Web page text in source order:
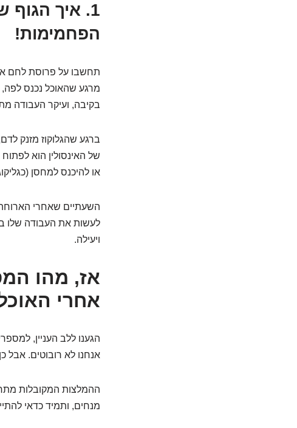
1. איך
הפחמימות!
תחשבו על פרוסת לחם
מרגע שהאוכל נכנס
בקיבה, ועיקר העבודה
ברגע שהגלוקוז מזנק
של האינסולין הוא
או להיכנס למחסן
השעתיים שאחרי הארוחה
לעשות את העבודה שלו
ויעילה.
אז, מהו
אחרי
הגענו ללב העניין,
אנחנו לא רובוטים. אבל
ההמלצות המקובלות
מנחים, ותמיד כדאי